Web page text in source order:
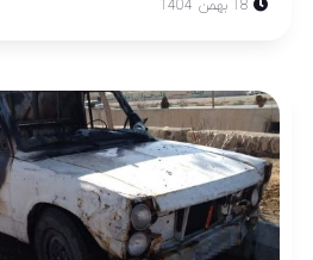
18 بهمن 1404